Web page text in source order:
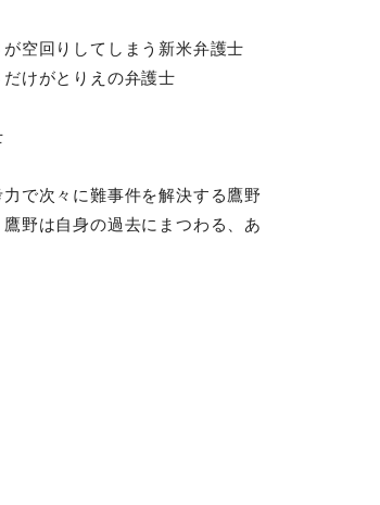
空回りしてしまう新米弁護士
けがとりえの弁護士
で次々に難事件を解決する鷹野
野は自身の過去にまつわる、あ